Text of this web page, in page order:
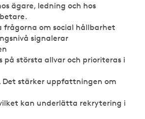
ägare, ledning och hos
om social hållbarhet
signalerar
största allvar och prioriteras i
Det stärker uppfattningen om
kan underlätta rekrytering i